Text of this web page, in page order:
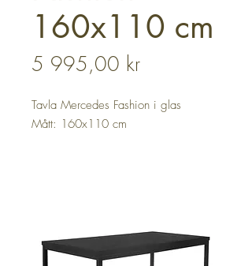
160x110 cm
5 995,00 krPris
Tavla Mercedes Fashion i glas
Mått: 160x110 cm